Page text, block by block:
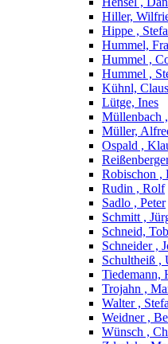
Hiller,
Hippe ,
Hummel,
Hummel ,
Hummel ,
Kühnl, Claus
Lütge, Ines
Müllenbach
Müller,
Ospald ,
Robischon ,
Rudin , Rolf
Sadlo , Peter
Schmitt ,
Schneid,
Schneider ,
Schultheiß ,
Tiedemann,
Trojahn ,
Walter ,
Weidner ,
Wünsch ,